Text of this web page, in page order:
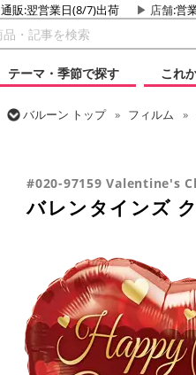
通販:翌営業日(8/7)出荷 店舗:営
テーマ・季節で探す
これ
バルーン トップ フィルム
#020-97159 Valentine's
バレンタインズ